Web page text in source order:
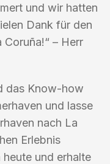
und wir hatten
Dank für den
– Herr
das Know-how
und lasse
nach La
Erlebnis
heute und erhalte